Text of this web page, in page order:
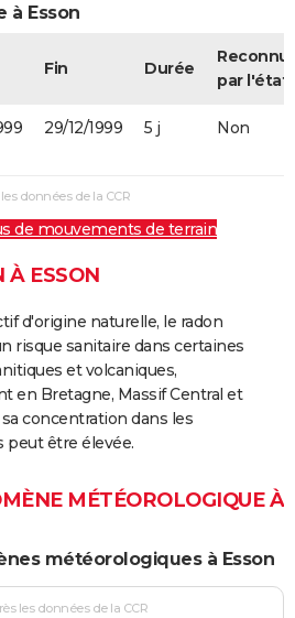
à Esson
Fin Durée
par l'état
29/12/1999 5 j Non
données de la CCR
de mouvements de terrain
À ESSON
d'origine naturelle, le radon
risque sanitaire dans certaines
et volcaniques,
en Bretagne, Massif Central et
sa concentration dans les
peut être élevée.
MÉTÉOROLOGIQUE À
météorologiques à Esson
les données de la CCR